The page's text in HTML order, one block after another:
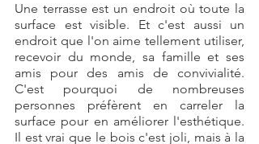
Une terrasse est un endroit où toute la
surface est visible. Et c'est aussi un
endroit que l'on aime tellement utiliser,
recevoir du monde, sa famille et ses
amis pour des amis de convivialité.
C'est pourquoi de nombreuses
personnes préfèrent en carreler la
surface pour en améliorer l'esthétique.
Il est vrai que le bois c'est joli, mais à la